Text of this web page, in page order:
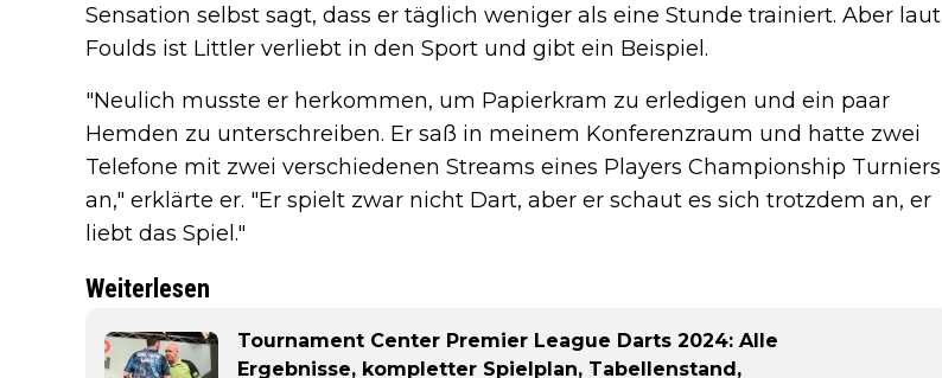
Sensation selbst sagt, dass er täglich weniger als eine Stunde trainiert. Aber laut
Foulds ist Littler verliebt in den Sport und gibt ein Beispiel.
"Neulich musste er herkommen, um Papierkram zu erledigen und ein paar
Hemden zu unterschreiben. Er saß in meinem Konferenzraum und hatte zwei
Telefone mit zwei verschiedenen Streams eines Players Championship Turniers
an," erklärte er. "Er spielt zwar nicht Dart, aber er schaut es sich trotzdem an, er
liebt das Spiel."
Weiterlesen
Tournament Center Premier League Darts 2024: Alle
Ergebnisse, kompletter Spielplan, Tabellenstand,